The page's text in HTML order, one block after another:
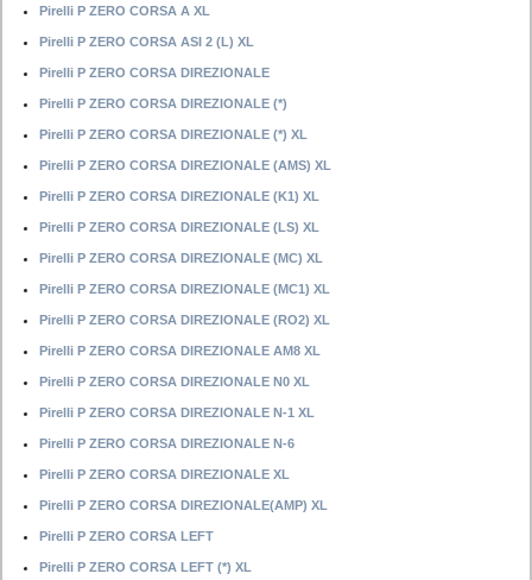
Pirelli P ZERO CORSA A XL
Pirelli P ZERO CORSA ASI 2 (L) XL
Pirelli P ZERO CORSA DIREZIONALE
Pirelli P ZERO CORSA DIREZIONALE (*)
Pirelli P ZERO CORSA DIREZIONALE (*) XL
Pirelli P ZERO CORSA DIREZIONALE (AMS) XL
Pirelli P ZERO CORSA DIREZIONALE (K1) XL
Pirelli P ZERO CORSA DIREZIONALE (LS) XL
Pirelli P ZERO CORSA DIREZIONALE (MC) XL
Pirelli P ZERO CORSA DIREZIONALE (MC1) XL
Pirelli P ZERO CORSA DIREZIONALE (RO2) XL
Pirelli P ZERO CORSA DIREZIONALE AM8 XL
Pirelli P ZERO CORSA DIREZIONALE N0 XL
Pirelli P ZERO CORSA DIREZIONALE N-1 XL
Pirelli P ZERO CORSA DIREZIONALE N-6
Pirelli P ZERO CORSA DIREZIONALE XL
Pirelli P ZERO CORSA DIREZIONALE(AMP) XL
Pirelli P ZERO CORSA LEFT
Pirelli P ZERO CORSA LEFT (*) XL